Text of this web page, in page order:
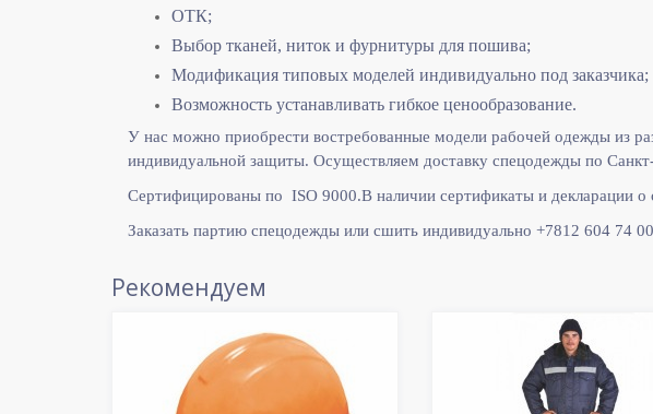
ОТК;
Выбор тканей, ниток и фурнитуры для пошива;
Модификация типовых моделей индивидуально под заказчика;
Возможность устанавливать гибкое ценообразование.
У нас можно приобрести востребованные модели рабочей одежды из
индивидуальной защиты. Осуществляем доставку спецодежды по
Сертифицированы по ISO 9000.В наличии сертификаты и декларации
Заказать партию спецодежды или сшить индивидуально +7812 604 74 00
Рекомендуем